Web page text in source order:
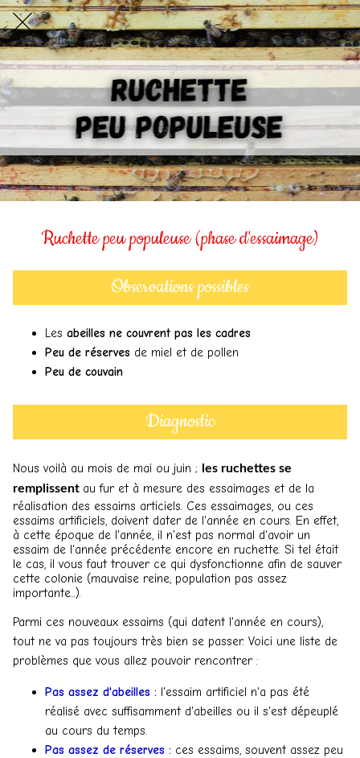
Ruchette peu populeuse (phase d'essaimage)
Observations possibles
Les abeilles ne couvrent pas les cadres
Peu de réserves de miel et de pollen
Peu de couvain
Diagnostic
Nous voilà au mois de mai ou juin ;
les ruchettes se
remplissent au fur et à mesure des essaimages et de la
réalisation des essaims articiels. Ces essaimages, ou ces
essaims artificiels, doivent dater de l'année en cours. En effet,
à cette époque de l'année, il n'est pas normal d'avoir un
essaim de l'année précédente encore en ruchette. Si tel était
le cas, il vous faut trouver ce qui dysfonctionne afin de sauver
cette colonie (mauvaise reine, population pas assez
importante...).
Parmi ces nouveaux essaims (qui datent l'année en cours),
tout ne va pas toujours très bien se passer. Voici une liste de
problèmes que vous allez pouvoir rencontrer :
Pas assez d'abeilles : l'essaim artificiel n'a pas été
réalisé avec suffisamment d'abeilles ou il s'est dépeuplé
au cours du temps.
Pas assez de réserves : ces essaims, souvent assez peu